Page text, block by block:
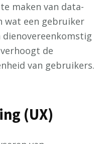
maken van data-
wat een gebruiker
de
van gebruikers.
(UX)